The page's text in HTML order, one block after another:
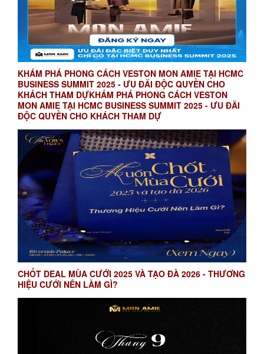
KHÁM PHÁ PHONG CÁCH VESTON MON AMIE TẠI HCMC
BUSINESS SUMMIT 2025 - ƯU ĐÃI ĐỘC QUYỀN CHO
KHÁCH THAM DỰKHÁM PHÁ PHONG CÁCH VESTON
MON AMIE TẠI HCMC BUSINESS SUMMIT 2025 - ƯU ĐÃI
ĐỘC QUYỀN CHO KHÁCH THAM DỰ
CHỐT DEAL MÙA CƯỚI 2025 VÀ TẠO ĐÀ 2026 - THƯƠNG
HIỆU CƯỚI NÊN LÀM GÌ?